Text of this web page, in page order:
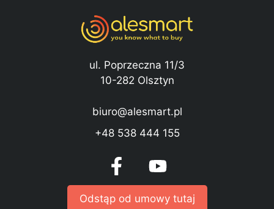
ul. Poprzeczna 11/3
10-282 Olsztyn
biuro@alesmart.pl
+48 538 444 155
Odstąp od umowy tutaj